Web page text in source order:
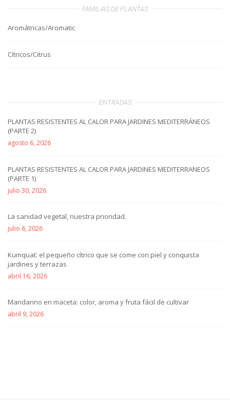
FAMILIAS DE PLANTAS
Aromátricas/Aromatic
Cítricos/Citrus
ENTRADAS
PLANTAS RESISTENTES AL CALOR PARA JARDINES MEDITERRÁNEOS
(PARTE 2)
agosto 6, 2026
PLANTAS RESISTENTES AL CALOR PARA JARDINES MEDITERRANEOS
(PARTE 1)
julio 30, 2026
La sanidad vegetal, nuestra prioridad.
julio 6, 2026
Kumquat: el pequeño cítrico que se come con piel y conquista
jardines y terrazas
abril 16, 2026
Mandarino en maceta: color, aroma y fruta fácil de cultivar
abril 9, 2026